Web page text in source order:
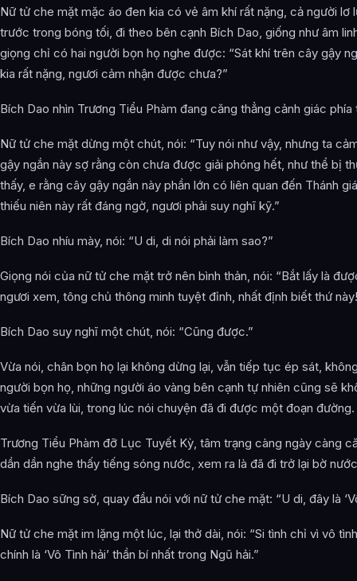
Nữ tử che mặt mặc áo đen kia có vẻ âm khí rất nặng, cả người lơ
trước trong bóng tối, đi theo bên cạnh Bích Dao, giống như âm
giọng chỉ có hai người bọn họ nghe được: “Sát khí trên cây gậy
kia rất nặng, ngươi cảm nhận được chưa?”
Bích Dao nhìn Trương Tiểu Phàm đang căng thẳng cảnh giác
Nữ tử che mặt dừng một chút, nói: “Tuy nói như vậy, nhưng ta
gậy ngắn này sợ rằng còn chưa được giải phóng hết, như thể bị
thấy, e rằng cây gậy ngắn này phần lớn có liên quan đến Thánh
thiếu niên này rất đáng ngờ, ngươi phải suy nghĩ kỹ.”
Bích Dao nhíu mày, nói: “U di, di nói phải làm sao?”
Giọng nói của nữ tử che mặt trở nên bình thản, nói: “Bắt lấy là
ngươi xem, tông chủ thông minh tuyệt đỉnh, nhất định biết thứ
Bích Dao suy nghĩ một chút, nói: “Cũng được.”
Vừa nói, chân bọn họ lại không dừng lại, vẫn tiếp tục ép sát,
người bọn họ, những người áo vàng bên cạnh tự nhiên cũng sẽ
vừa tiến vừa lùi, trong lúc nói chuyện đã đi được một đoạn đường.
Trương Tiểu Phàm đỡ Lục Tuyết Kỳ, tâm trạng càng ngày càng
dần dần nghe thấy tiếng sóng nước, xem ra là đã đi trở lại bờ
Bích Dao sững sờ, quay đầu nói với nữ tử che mặt: “U di, đây là
Nữ tử che mặt im lặng một lúc, lại thở dài, nói: “Si tình chỉ vì vô
chính là ‘Vô Tình hải’ thần bí nhất trong Ngũ hải.”